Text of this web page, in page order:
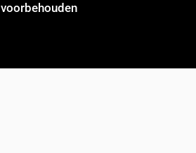
voorbehouden